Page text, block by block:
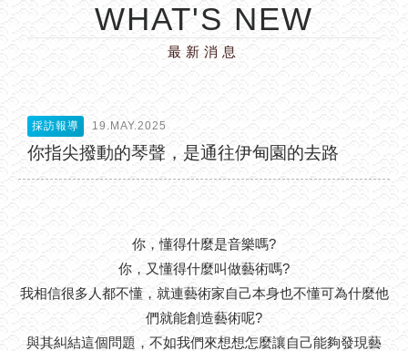
WHAT'S NEW
最新消息
採訪報導 19.MAY.2025
你指尖撥動的琴聲，是通往伊甸園的去路
你，懂得什麼是音樂嗎?
你，又懂得什麼叫做藝術嗎?
我相信很多人都不懂，就連藝術家自己本身也不懂可為什麼他
們就能創造藝術呢?
與其糾結這個問題，不如我們來想想怎麼讓自己能夠發現藝